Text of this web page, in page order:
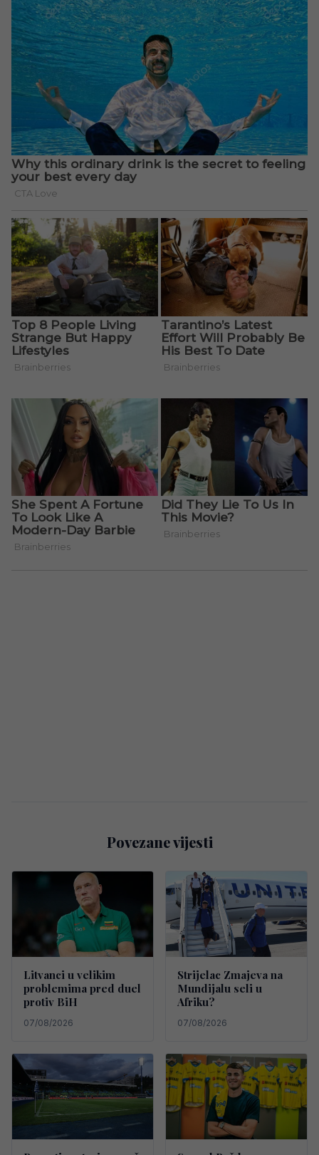
Povezane vijesti
Litvanci u velikim
problemima pred duel
protiv BiH
07/08/2026
Strijelac Zmajeva na
Mundijalu seli u
Afriku?
07/08/2026